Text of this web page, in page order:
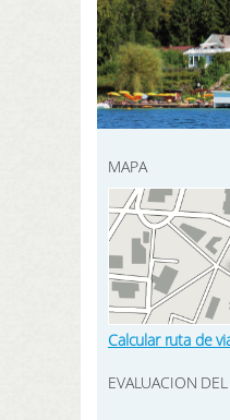
MAPA
Calcular ruta de
EVALUACION DEL